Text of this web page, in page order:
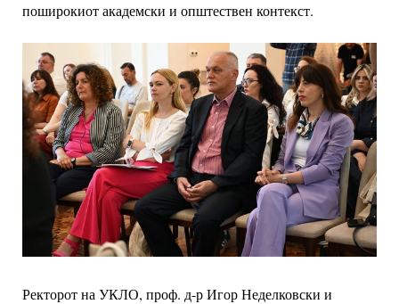
поширокиот академски и општествен контекст.
Ректорот на УКЛО, проф. д-р Игор Неделковски и